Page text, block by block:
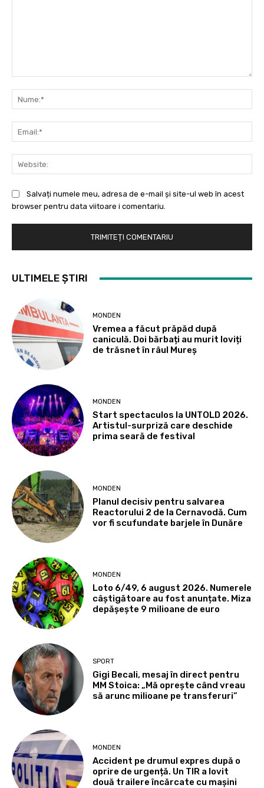
Salvați numele meu, adresa de e-mail și site-ul web în acest
browser pentru data viitoare i comentariu.
ULTIMELE ȘTIRI
MONDEN
Vremea a făcut prăpăd după
caniculă. Doi bărbați au murit loviți
de trăsnet în râul Mureș
MONDEN
Start spectaculos la UNTOLD 2026.
Artistul-surpriză care deschide
prima seară de festival
MONDEN
Planul decisiv pentru salvarea
Reactorului 2 de la Cernavodă. Cum
vor fi scufundate barjele în Dunăre
MONDEN
Loto 6/49, 6 august 2026. Numerele
câștigătoare au fost anunțate. Miza
depășește 9 milioane de euro
SPORT
Gigi Becali, mesaj în direct pentru
MM Stoica: „Mă oprește când vreau
să arunc milioane pe transferuri”
MONDEN
Accident pe drumul expres după o
oprire de urgență. Un TIR a lovit
două trailere încărcate cu mașini